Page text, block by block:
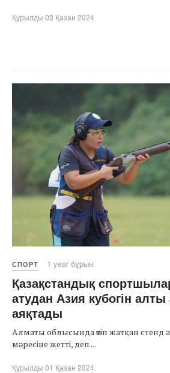
Құрылды 03 Қазан 2024
СПОРТ 1 year бұрын
Қазақстандық
атудан Азия кубогін
аяқтады
Алматы облысында өтіп жатқан стенд
мәресіне жетті, деп ...
Құрылды 01 Қазан 2024